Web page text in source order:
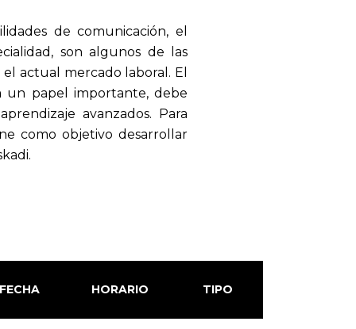
de comunicación, el
son algunos de las
actual mercado laboral. El
un papel importante, debe
avanzados. Para
como objetivo desarrollar
FECHA HORARIO TIPO